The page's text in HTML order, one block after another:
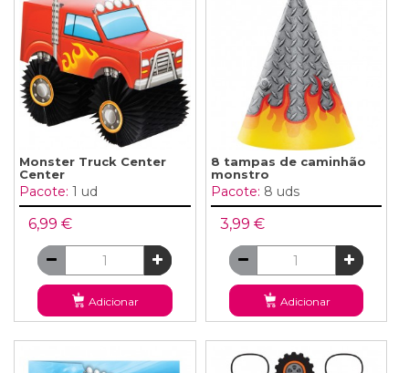
Monster Truck Center
Center
Pacote: 1 ud
6,99 €
Adicionar
8 tampas de caminhão
monstro
Pacote: 8 uds
3,99 €
Adicionar